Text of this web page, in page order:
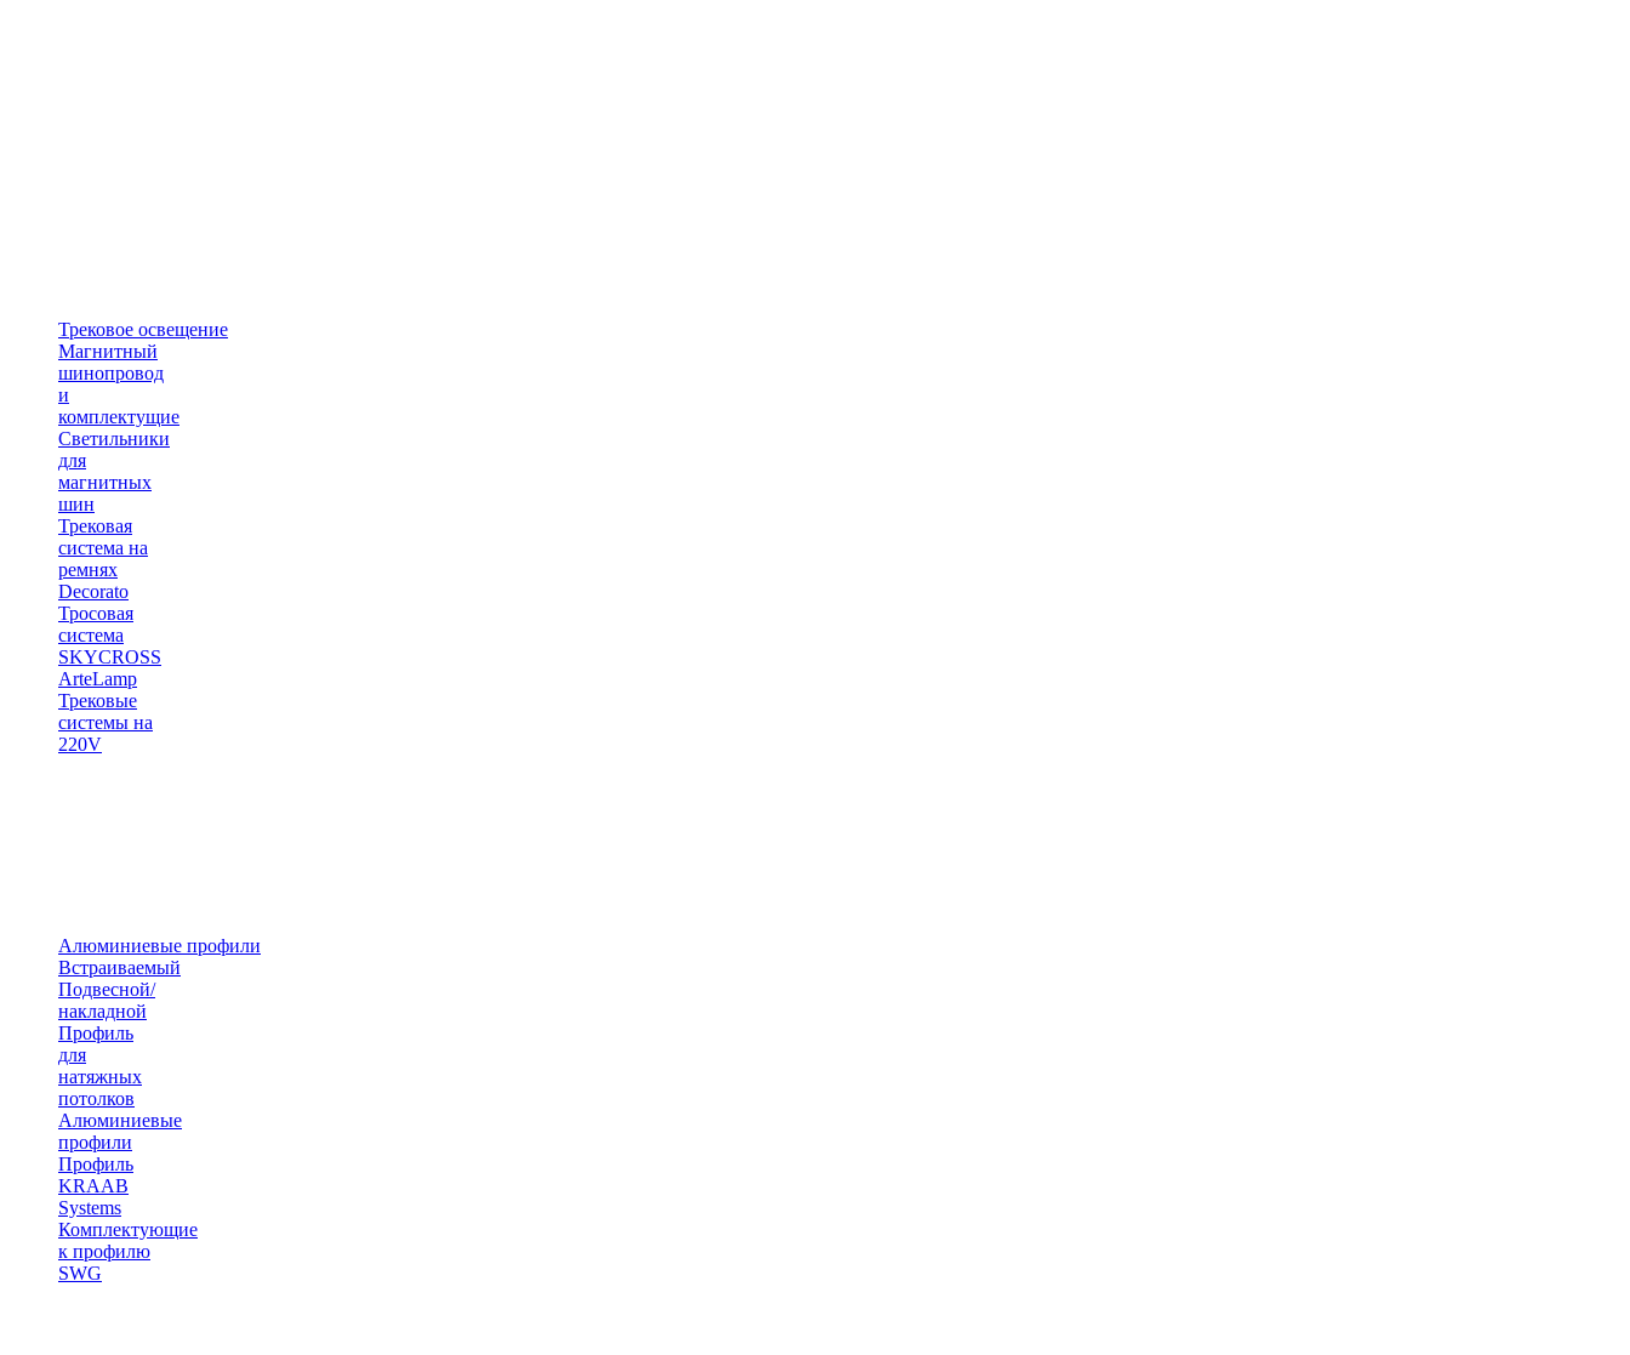
Трековое освещение
Магнитный
шинопровод
и
комплектущие
Светильники
для
магнитных
шин
Трековая
система на
ремнях
Decorato
Тросовая
система
SKYCROSS
ArteLamp
Трековые
системы на
220V
Алюминиевые профили
Встраиваемый
Подвесной/
накладной
Профиль
для
натяжных
потолков
Алюминиевые
профили
Профиль
KRAAB
Systems
Комплектующие
к профилю
SWG